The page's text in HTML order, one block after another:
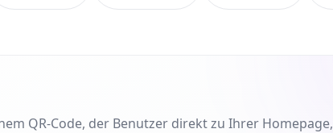
QR-Code, der Benutzer direkt zu Ihrer Homepage,